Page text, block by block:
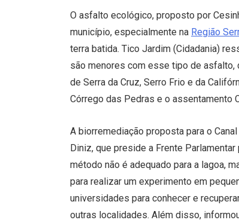
O asfalto ecológico, proposto por
município, especialmente na Região
terra batida. Tico Jardim (Cidadania)
são menores com esse tipo de
de Serra da Cruz, Serro Frio e da
Córrego das Pedras e o assentamento
A biorremediação proposta para o
Diniz, que preside a Frente
método não é adequado para a lagoa,
para realizar um experimento em
universidades para conhecer e
outras localidades. Além disso,